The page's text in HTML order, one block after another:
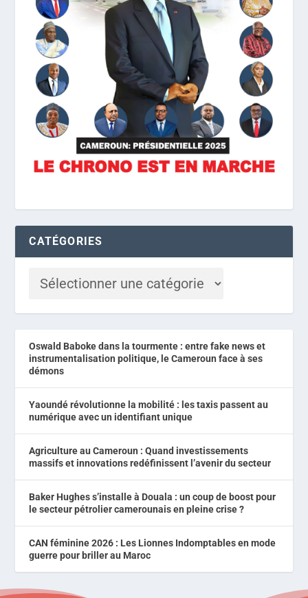
CATÉGORIES
Oswald Baboke dans la tourmente : entre fake news et
instrumentalisation politique, le Cameroun face à ses
démons
Yaoundé révolutionne la mobilité : les taxis passent au
numérique avec un identifiant unique
Agriculture au Cameroun : Quand investissements
massifs et innovations redéfinissent l’avenir du secteur
Baker Hughes s’installe à Douala : un coup de boost pour
le secteur pétrolier camerounais en pleine crise ?
CAN féminine 2026 : Les Lionnes Indomptables en mode
guerre pour briller au Maroc